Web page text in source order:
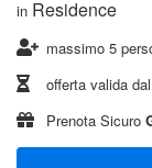
in Residence
massimo 5
offerta valida dal
Prenota Sicuro